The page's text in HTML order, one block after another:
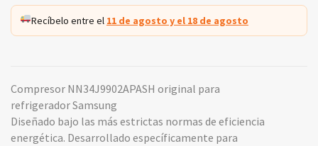
Recíbelo entre el 11 de agosto y el 18 de agosto
Compresor NN34J9902APASH original para
refrigerador Samsung
Diseñado bajo las más estrictas normas de eficiencia
energética. Desarrollado específicamente para